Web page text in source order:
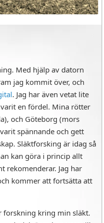
Med hjälp av datorn
jag kommit över, och
. Jag har även vetat lite
en fördel. Mina rötter
och Göteborg (mors
spännande och gett
Släktforsking är idag så
kan göra i princip allt
rekomenderar. Jag har
kommer att fortsätta att
forskning kring min släkt.